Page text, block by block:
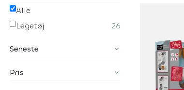
Alle
Legetøj
26
Seneste
Pris